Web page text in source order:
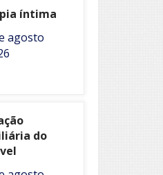
íntima
agosto
do